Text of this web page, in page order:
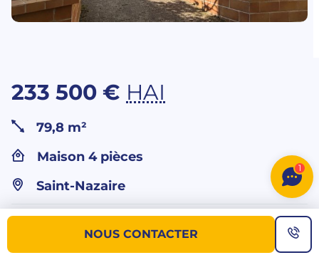
233 500 € HAI
79,8 m²
Maison 4 pièces
Saint-Nazaire
plus d’informations sur ce bien ?
NOUS CONTACTER
1